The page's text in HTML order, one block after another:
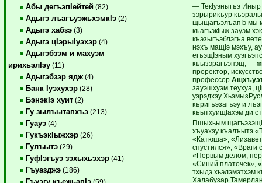
Абы дегъэпIейтей (82)
Адыгэ лъагъуэжьхэмкIэ (2)
Адыгэ хабзэ (3)
Адыгэ цIэрыIуэхэр (4)
Адыгэбзэм и махуэм
ирихьэлIэу (11)
Адыгэбзэр ядж (4)
Банк Iуэхухэр (28)
БэнэкIэ хуит (2)
Гу зылъытапхъэ (213)
Гуауэ (4)
ГукъэкIыжхэр (26)
Гулъытэ (29)
ГуфIэгъуэ зэхыхьэхэр (41)
Гъуазджэ (186)
(59)
— ТекIуэныгъэ Иныр
зэрырикъур
щыщагъэлъапIэ мы
къагъэкIыж зауэм
къэзыгъэблэгъа
нэхъ мащIэ мэхъу,
егъэщIэным
къызэрагъэпэщ, —
проректор,
профессор
зауэшхуэм теухуа,
уэрэдхэу
къригъэзагъэу и
къытхуищIахэм ди
Пшыхьым
хъуахэу къалъытэ
«Катюша»,
спустился», «Враги
«Первым делом,
«Синий платочек»,
тхыдэ хьэлэмэтхэм
Халабузар